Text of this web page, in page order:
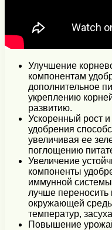
Улучшение
компонентам
дополнительное
укреплению
развитию.
Ускоренный рост
удобрения
увеличивая ее
поглощению
Увеличение
компоненты
иммунной системы
лучше переносить
окружающей
температур,
Повышение